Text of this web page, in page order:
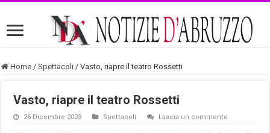
Home / Spettacoli / Vasto, riapre il teatro Rossetti
Vasto, riapre il teatro Rossetti
26 Dicembre 2023 Spettacoli Lascia un commento